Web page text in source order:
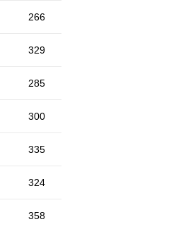
266
329
285
300
335
324
358